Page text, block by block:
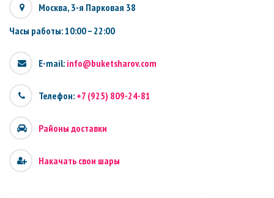
Москва, 3-я Парковая 38
Часы работы: 10:00 – 22:00
E-mail: info@buketsharov.com
Телефон: +7 (925) 809-24-81
Районы доставки
Накачать свои шары